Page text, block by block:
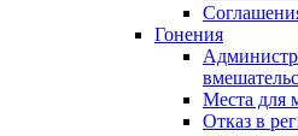
Гонения
Места для
Отказ в